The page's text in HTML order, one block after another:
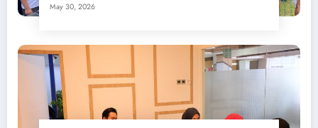
May 30, 2026